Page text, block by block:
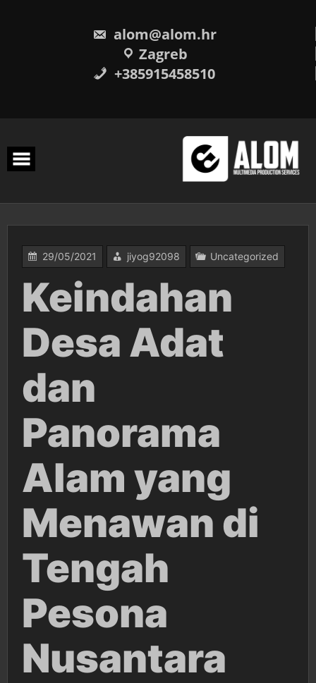
alom@alom.hr
Zagreb
+385915458510
29/05/2021 jiyog92098 Uncategorized
Keindahan
Desa Adat
dan
Panorama
Alam yang
Menawan di
Tengah
Pesona
Nusantara